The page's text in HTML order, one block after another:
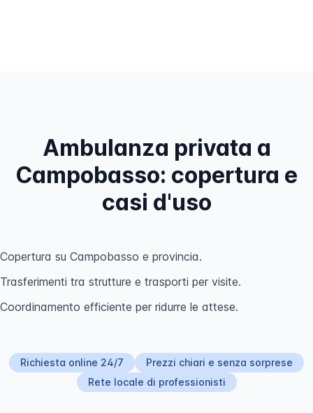
Ambulanza privata a
Campobasso: copertura e
casi d'uso
Copertura su Campobasso e provincia.
Trasferimenti tra strutture e trasporti per visite.
Coordinamento efficiente per ridurre le attese.
Richiesta online 24/7
Prezzi chiari e senza sorprese
Rete locale di professionisti